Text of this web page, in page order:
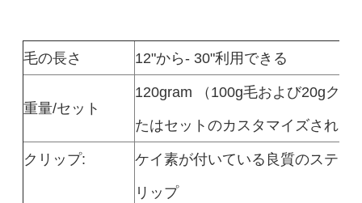
毛の長さ 12"から- 30"利用できる
重量/セット
120gram （100g毛および20gクリ
たはセットのカスタマイズされた
クリップ:
ケイ素が付いている良質のステン
リップ